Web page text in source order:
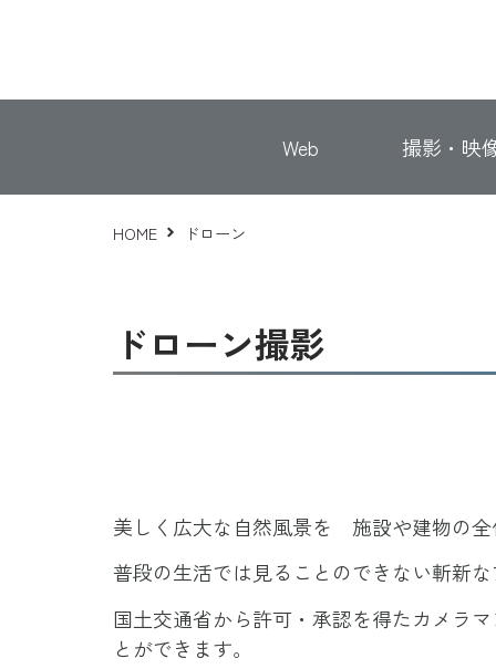
Web 撮影・映
HOME ドローン
ドローン撮影
美しく広大な自然風景を 施設や建物の
普段の生活では見ることのできない斬新
国土交通省から許可・承認を得たカメラ
とができます。